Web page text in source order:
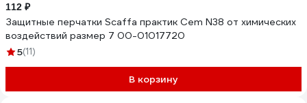
112 ₽
Защитные перчатки Scaffa практик Cem N38 от химических
воздействий размер 7 00-01017720
5(11)
В корзину